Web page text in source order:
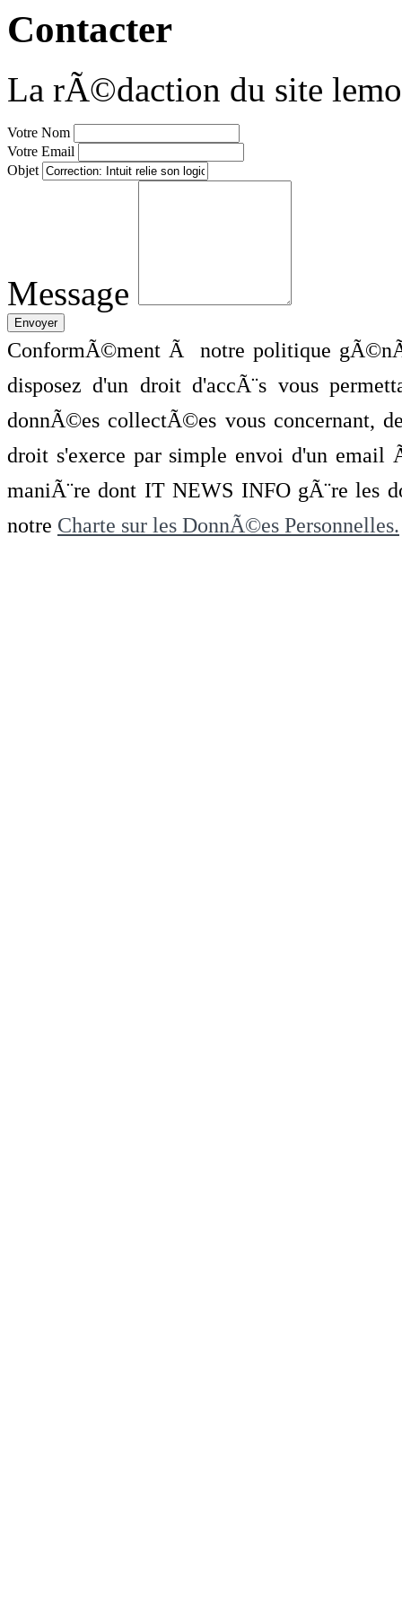
Contacter
La rÃ©daction du site
Votre Nom
Votre Email
Objet
Message
ConformÃ©ment Ã notre politique
disposez d'un droit d'accÃ¨s vous
donnÃ©es collectÃ©es vous concernant,
droit s'exerce par simple envoi d'un
maniÃ¨re dont IT NEWS INFO gÃ¨re les
notre Charte sur les DonnÃ©es Personnelles.